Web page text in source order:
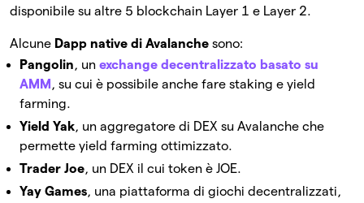
disponibile su altre 5 blockchain Layer 1 e Layer 2.
Alcune Dapp native di Avalanche sono:
Pangolin, un exchange decentralizzato basato su
AMM , su cui è possibile anche fare staking e yield
farming.
Yield Yak, un aggregatore di DEX su Avalanche che
permette yield farming ottimizzato.
Trader Joe, un DEX il cui token è JOE.
Yay Games, una piattaforma di giochi decentralizzati,